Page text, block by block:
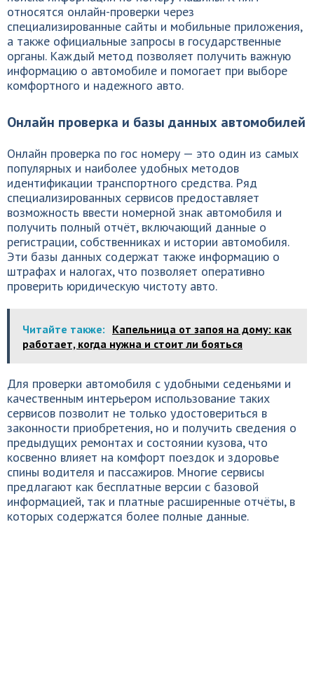
относятся онлайн-проверки через
специализированные сайты и мобильные приложения,
а также официальные запросы в государственные
органы. Каждый метод позволяет получить важную
информацию о автомобиле и помогает при выборе
комфортного и надежного авто.
Онлайн проверка и базы данных автомобилей
Онлайн проверка по гос номеру — это один из самых
популярных и наиболее удобных методов
идентификации транспортного средства. Ряд
специализированных сервисов предоставляет
возможность ввести номерной знак автомобиля и
получить полный отчёт, включающий данные о
регистрации, собственниках и истории автомобиля.
Эти базы данных содержат также информацию о
штрафах и налогах, что позволяет оперативно
проверить юридическую чистоту авто.
Читайте также: Капельница от запоя на дому: как
работает, когда нужна и стоит ли бояться
Для проверки автомобиля с удобными седеньями и
качественным интерьером использование таких
сервисов позволит не только удостовериться в
законности приобретения, но и получить сведения о
предыдущих ремонтах и состоянии кузова, что
косвенно влияет на комфорт поездок и здоровье
спины водителя и пассажиров. Многие сервисы
предлагают как бесплатные версии с базовой
информацией, так и платные расширенные отчёты, в
которых содержатся более полные данные.